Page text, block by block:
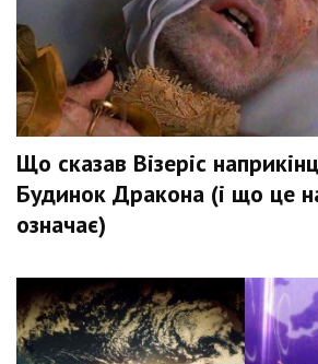
Що сказав Візеріс
Будинок Дракона (і що це
означає)